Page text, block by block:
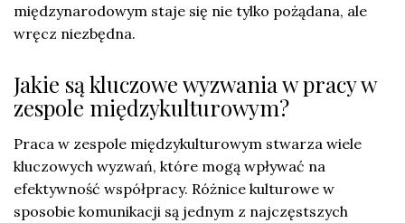
międzynarodowym staje się nie tylko pożądana, ale
wręcz niezbędna.
Jakie są kluczowe wyzwania w pracy w
zespole międzykulturowym?
Praca w zespole międzykulturowym stwarza wiele
kluczowych wyzwań, które mogą wpływać na
efektywność współpracy. Różnice kulturowe w
sposobie komunikacji są jednym z najczęstszych